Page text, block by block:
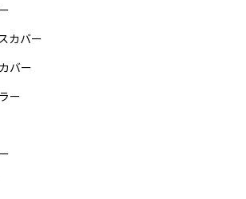
カバー
バー
ー